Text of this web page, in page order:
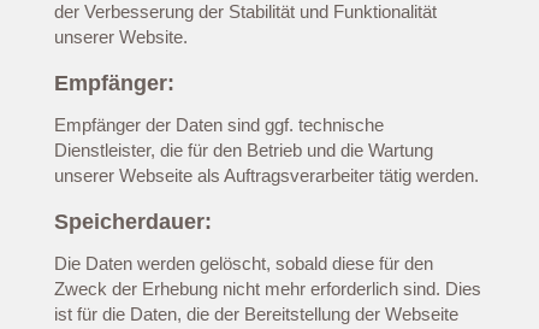
der Verbesserung der Stabilität und Funktionalität
unserer Website.
Empfänger:
Empfänger der Daten sind ggf. technische
Dienstleister, die für den Betrieb und die Wartung
unserer Webseite als Auftragsverarbeiter tätig werden.
Speicherdauer:
Die Daten werden gelöscht, sobald diese für den
Zweck der Erhebung nicht mehr erforderlich sind. Dies
ist für die Daten, die der Bereitstellung der Webseite